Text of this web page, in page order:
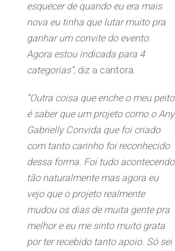
esquecer de quando eu era mais
nova eu tinha que lutar muito pra
ganhar um convite do evento.
Agora estou indicada para 4
categorias”, diz a cantora.
“Outra coisa que enche o meu peito
é saber que um projeto como o Any
Gabrielly Convida que foi criado
com tanto carinho foi reconhecido
dessa forma. Foi tudo acontecendo
tão naturalmente mas agora eu
vejo que o projeto realmente
mudou os dias de muita gente pra
melhor e eu me sinto muito grata
por ter recebido tanto apoio. Só sei